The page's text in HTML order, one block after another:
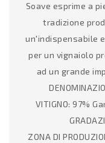
Soave esprime a
tradizione
un'indispensabile
per un vignaiolo
ad un grande
VITIGNO: 97%
ZONA DI